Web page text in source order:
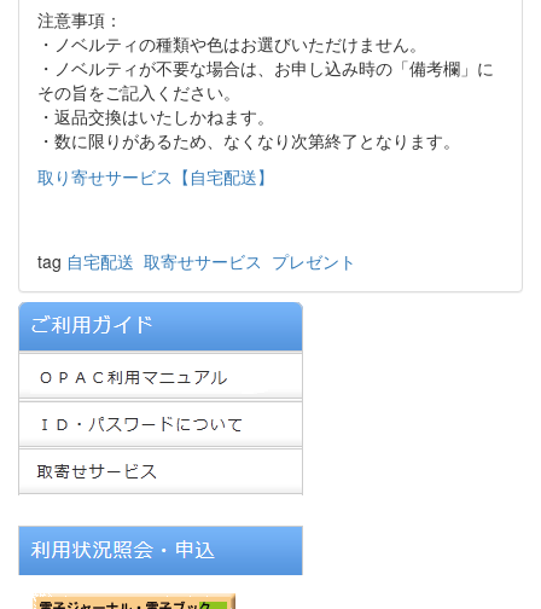
注意事項：
・ノベルティの種類や色はお選びいただけません。
・ノベルティが不要な場合は、お申し込み時の「備考欄」に
その旨をご記入ください。
・返品交換はいたしかねます。
・数に限りがあるため、なくなり次第終了となります。
取り寄せサービス【自宅配送】
tag 自宅配送 取寄せサービス プレゼント